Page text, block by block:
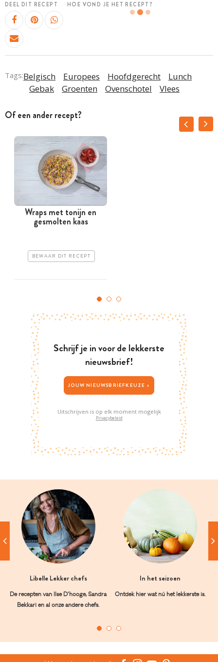
DEEL DIT RECEPT HOE VOND JE HET RECEPT?
Tags:Belgisch Europees Hoofdgerecht
Lunch
Gebak
Groenten Ovenschotel Vlees
Of een ander recept?
Wraps met tonijn en
gesmolten kaas
BEWAAR DIT RECEPT
Schrijf je in voor de lekkerste
nieuwsbrief!
JOUW NIEUWSBRIEFKEUZE >
Uitschrijven is op elk moment mogelijk
Privacybeleid
Libelle Lekker chefs
De recepten van Ilse D’hooge, Sandra
Bekkari en al onze andere chefs.
In het seizoen
Ontdek hier wat nú het lekkerste is.